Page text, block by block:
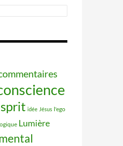
idée Jésus l'ego
Lumière